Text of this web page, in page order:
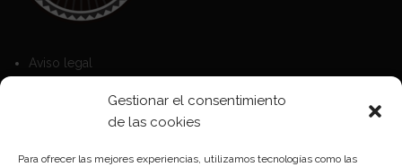
Gestionar el consentimiento
de las cookies
Para ofrecer las mejores experiencias, utilizamos tecnologías como las
Aviso legal
Política de privacidad